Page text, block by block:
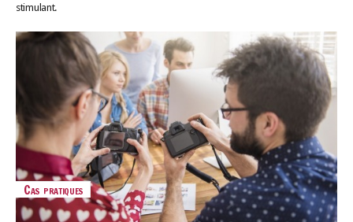
stimulant.
Cas pratiques